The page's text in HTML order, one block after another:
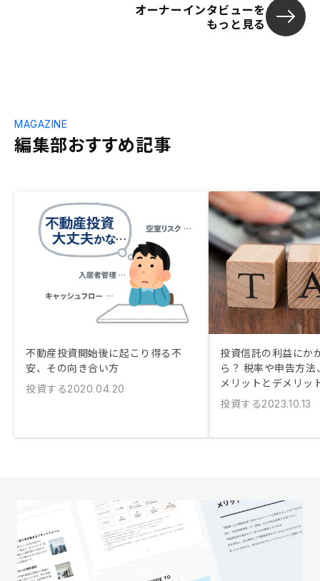
オーナーインタビューを
もっと見る
編集部おすすめ記事
MAGAZINE
不動産投資開始後に起こり得る不
安、その向き合い方
投資する2020.04.20
投資信託の利益にか
ら？ 税率や申告方
メリットとデメリッ
投資する2023.10.13